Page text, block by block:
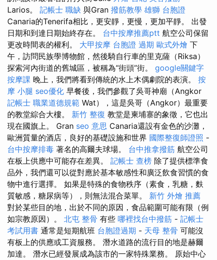
Larios。 記帳士 職缺 與Gran 撥筋教學 雄獅 台胞證
Canaria的Tenerifa相比，更安靜，更慢，更加平靜。 出發
日期和到達日期始終存在。 台中按摩推薦ptt 航空公司保留
更改時間表的權利。 大甲按摩 台胞證 過期 歐式外燴 下
午，訪問民族學博物館，然後騎自行車的里克薩（Riksa）
探索河內街道的舊城區，被稱為“街頭”街。 google關鍵字
按摩課 晚上，我們將看到傳統的水上木偶劇院的表演。 按
摩 小腿 seo優化 早餐後，我們參觀了吳哥神廟（Angkor
記帳士 職業道德規範 Wat），這是吳哥（Angkor）最重要
的教堂綜合大樓。 新竹 整復 教堂是柬埔寨的象徵，它也出
現在國旗上。 Gran seo 意思 Canaria還設有金色的沙灘，
歐洲質量的酒店，良好的基礎設施和世界 國際整復師證照 -
台中按摩排毒 著名的高爾夫球場。 台中推拿撥筋 航空公司
在板上供應中可能存在差異。 記帳士 查榜 除了提供標準食
品外，我們還可以從對應於基本敏感性和廣泛飲食習慣的食
物中進行選擇。 如果是特殊的食物秩序（素食，乳糖，麩
質敏感，糖尿病等），則無法混合菜單。 新竹 外燴 推薦
對於某些目的地，出於不同的原因，食品範圍可能有限（例
如宗教原因）。 北屯 整骨 有些 哪裡找台中撥筋 - 記帳士
考試用書 通常是短期航班 台胞證過期 - 天母 整骨 可能沒
有板上的供應或工資服務。 潛水道路的流行目的地是赫爾
加達。 潛水已經發展成為該市的一家特殊業務。 原始中心